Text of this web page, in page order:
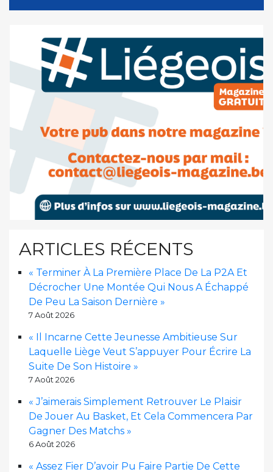
ARTICLES RÉCENTS
« Terminer À La Première Place De La P2A Et
Décrocher Une Montée Qui Nous A Échappé
De Peu La Saison Dernière »
7 Août 2026
« Il Incarne Cette Jeunesse Ambitieuse Sur
Laquelle Liège Veut S’appuyer Pour Écrire La
Suite De Son Histoire »
7 Août 2026
« J’aimerais Simplement Retrouver Le Plaisir
De Jouer Au Basket, Et Cela Commencera Par
Gagner Des Matchs »
6 Août 2026
« Assez Fier D’avoir Pu Faire Partie De Cette